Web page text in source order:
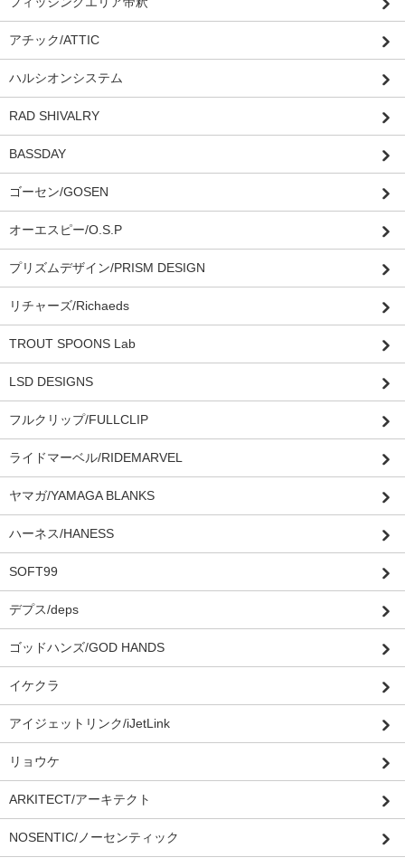
アチック/ATTIC
ハルシオンシステム
RAD SHIVALRY
BASSDAY
ゴーセン/GOSEN
オーエスピー/O.S.P
プリズムデザイン/PRISM DESIGN
リチャーズ/Richaeds
TROUT SPOONS Lab
LSD DESIGNS
フルクリップ/FULLCLIP
ライドマーベル/RIDEMARVEL
ヤマガ/YAMAGA BLANKS
ハーネス/HANESS
SOFT99
デプス/deps
ゴッドハンズ/GOD HANDS
イケクラ
アイジェットリンク/iJetLink
リョウケ
ARKITECT/アーキテクト
NOSENTIC/ノーセンティック